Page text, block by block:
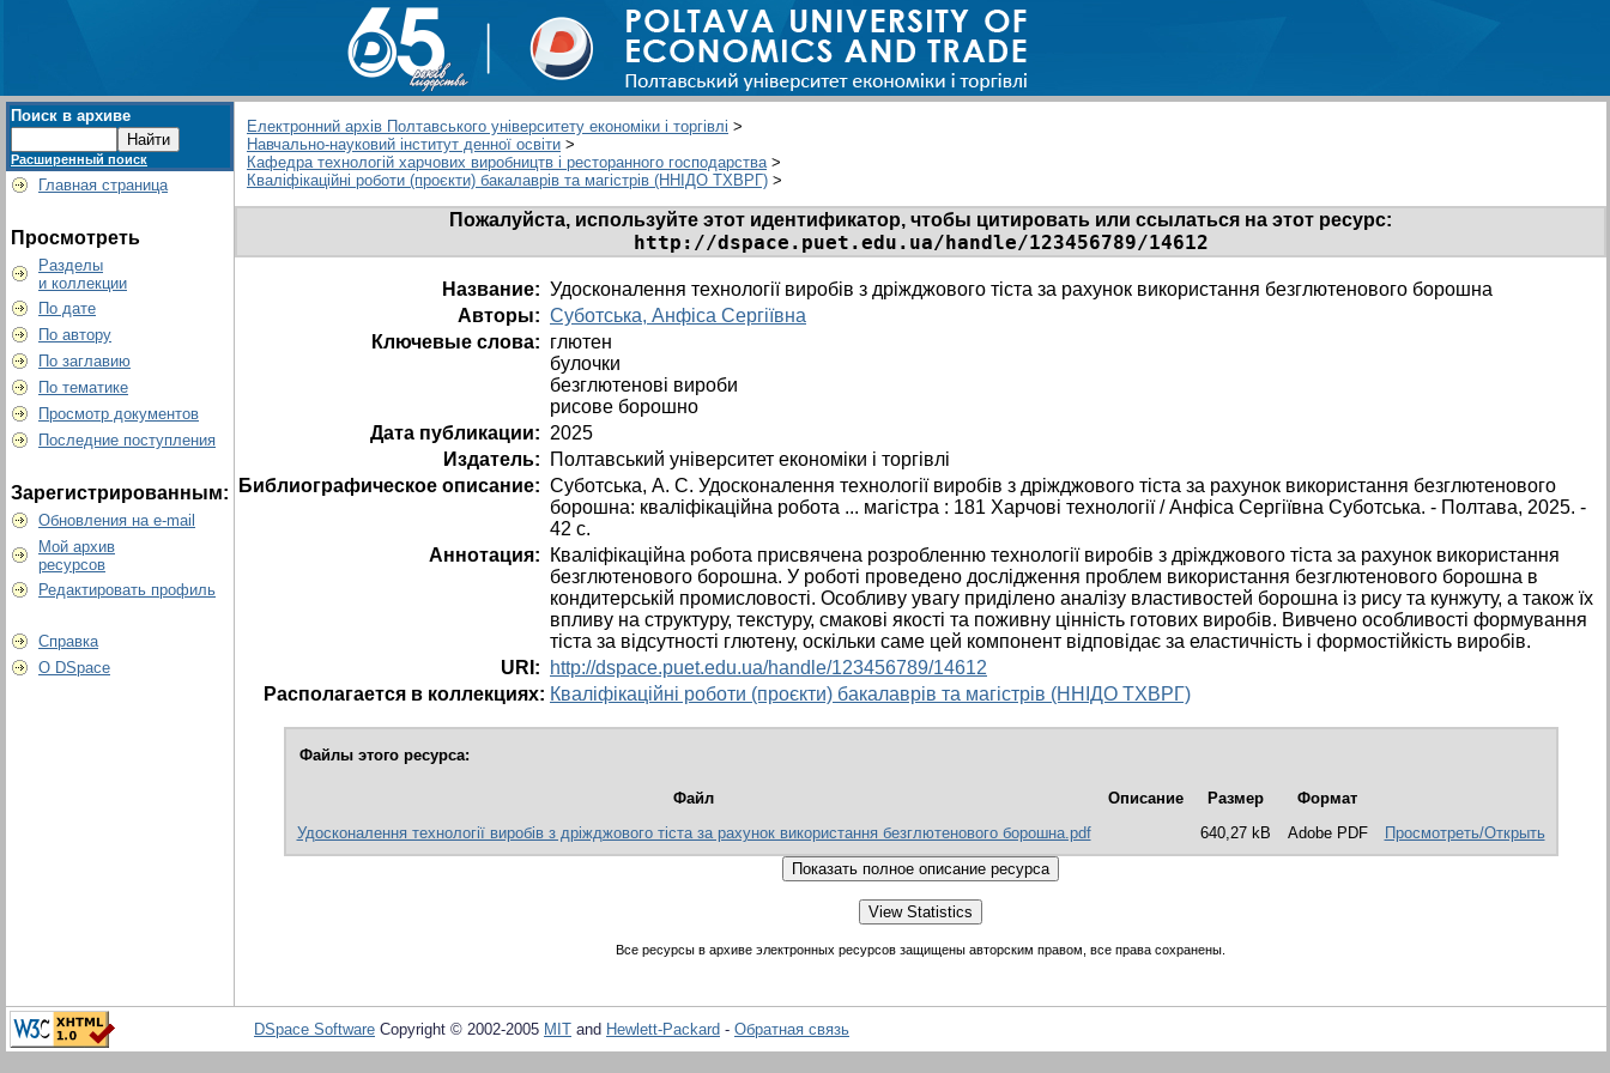
Поиск в архиве
Расширенный поиск
Главная страница
Просмотреть
Разделы
и коллекции
По дате
По автору
По заглавию
По тематике
Просмотр документов
Последние поступления
Зарегистрированным:
Обновления на e-mail
Мой архив
ресурсов
Редактировать профиль
Справка
О DSpace
Електронний архів Полтавського університету економіки і торгівлі >
Навчально-науковий інститут денної освіти >
Кафедра технологій харчових виробництв і ресторанного господарства>
Кваліфікаційні роботи (проєкти) бакалаврів та магістрів (ННІДО ТХВРГ) >
Пожалуйста, используйте этот идентификатор, чтобы цитировать или ссылаться на этот ресурс:
http://dspace.puet.edu.ua/handle/123456789/14612
Название: Удосконалення технології виробів з дріжджового тіста за рахунок використання безглютенового борошна
Авторы: Суботська, Анфіса Сергіївна
Ключевые слова: глютен
булочки
безглютенові вироби
рисове борошно
Дата публикации: 2025
Издатель:
Полтавський університет економіки і торгівлі
Библиографическое описание: Суботська, А. С. Удосконалення технології виробів з дріжджового тіста за рахунок використання безглютенового
борошна: кваліфікаційна робота ... магістра : 181 Харчові технології / Анфіса Сергіївна Суботська. - Полтава, 2025. -
42 с.
Аннотация:
Кваліфікаційна робота присвячена розробленню технології виробів з дріжджового тіста за рахунок використання
безглютенового борошна. У роботі проведено дослідження проблем використання безглютенового борошна в
кондитерській промисловості. Особливу увагу приділено аналізу властивостей борошна із рису та кунжуту, а також їх
впливу на структуру, текстуру, смакові якості та поживну цінність готових виробів. Вивчено особливості формування
тіста за відсутності глютену, оскільки саме цей компонент відповідає за еластичність і формостійкість виробів.
URI:
http://dspace.puet.edu.ua/handle/123456789/14612
Располагается в коллекциях: Кваліфікаційні роботи (проєкти) бакалаврів та магістрів (ННІДО ТХВРГ)
Файлы этого ресурса:
Файл Описание Размер
Формат
Удосконалення технології виробів з дріжджового тіста за рахунок використання безглютенового борошна.pdf
640,27 kB Adobe PDF Просмотреть/Открыть
Все ресурсы в архиве электронных ресурсов защищены авторским правом, все права сохранены.
DSpace Software Copyright © 2002-2005 MIT and Hewlett-Packard - Обратная связь